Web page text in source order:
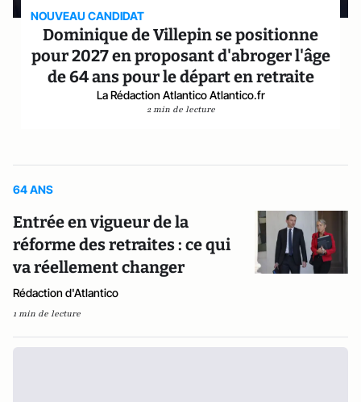
NOUVEAU CANDIDAT
Dominique de Villepin se positionne
pour 2027 en proposant d'abroger l'âge
de 64 ans pour le départ en retraite
La Rédaction Atlantico Atlantico.fr
2 min de lecture
64 ANS
Entrée en vigueur de la
réforme des retraites : ce qui
va réellement changer
Rédaction d'Atlantico
1 min de lecture